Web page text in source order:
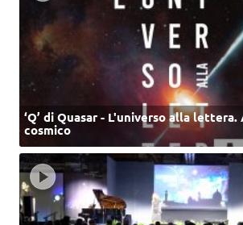
‘Q’ di Quasar - L'universo alla
cosmico